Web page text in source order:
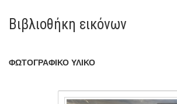
Βιβλιοθήκη εικόνων
ΦΩΤΟΓΡΑΦΙΚΌ ΥΛΙΚΌ